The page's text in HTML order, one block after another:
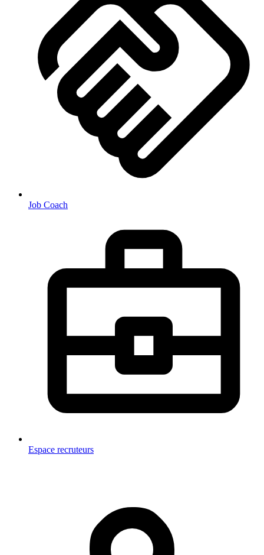
Job Coach
Espace recruteurs